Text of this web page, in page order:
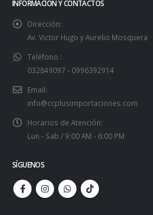
INFORMACIÓN Y CONTACTOS
Dirección:
Av. Victor Hugo y Aurelio Mosquera
Teléfono :
032849097 - 0996392914
Email:
info@ccplusimportaciones.com
Horarios de Atención:
Lun - Sab / 9:00 AM - 6:00 PM
SÍGUENOS